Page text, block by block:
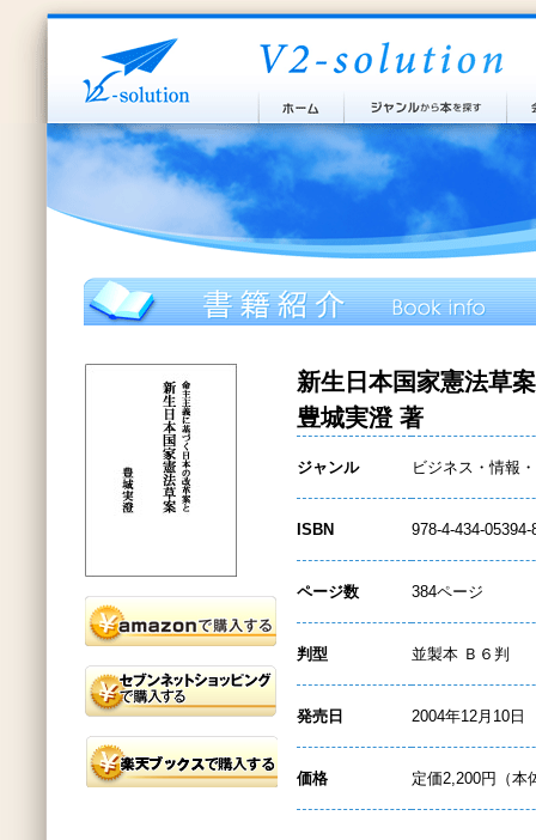
新生日本国家憲法草案
豊城実澄 著
ジャンル ビジネス・情報
ISBN 978-4-434-05394-
ページ数 384ページ
判型 並製本 Ｂ６判
発売日 2004年12月10日
価格 定価2,200円（本